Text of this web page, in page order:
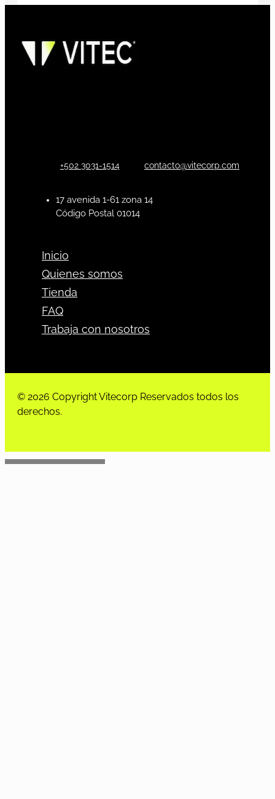
+502 3031-1514 contacto@vitecorp.com
17 avenida 1-61 zona 14
Código Postal 01014
Inicio
Quienes somos
Tienda
FAQ
Trabaja con nosotros
© 2026 Copyright Vitecorp Reservados todos los
derechos.